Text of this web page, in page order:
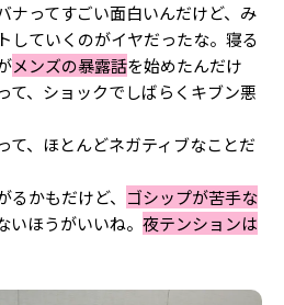
ナってすごい面白いんだけど、み
していくのがイヤだったな。寝る
メンズの暴露話を始めたんだけ
、ショックでしばらくキブン悪
て、ほとんどネガティブなことだ
かもだけど、 ゴシップが苦手な
いほうがいいね。 夜テンションは